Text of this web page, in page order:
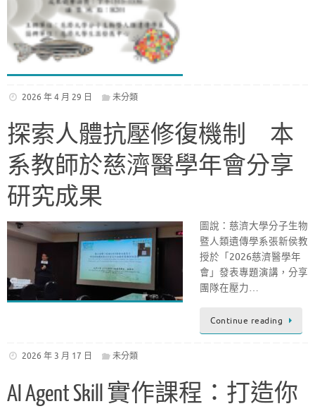
2026 年 4 月 29 日 未分類
探索人體抗壓修復機制 本
系教師於慈濟醫學年會分享
研究成果
圖說：慈濟大學分子生物
暨人類遺傳學系張新侯教
授於「2026慈濟醫學年
會」發表專題演講，分享
團隊在壓力…
Continue reading
2026 年 3 月 17 日 未分類
AI Agent Skill 實作課程：打造你